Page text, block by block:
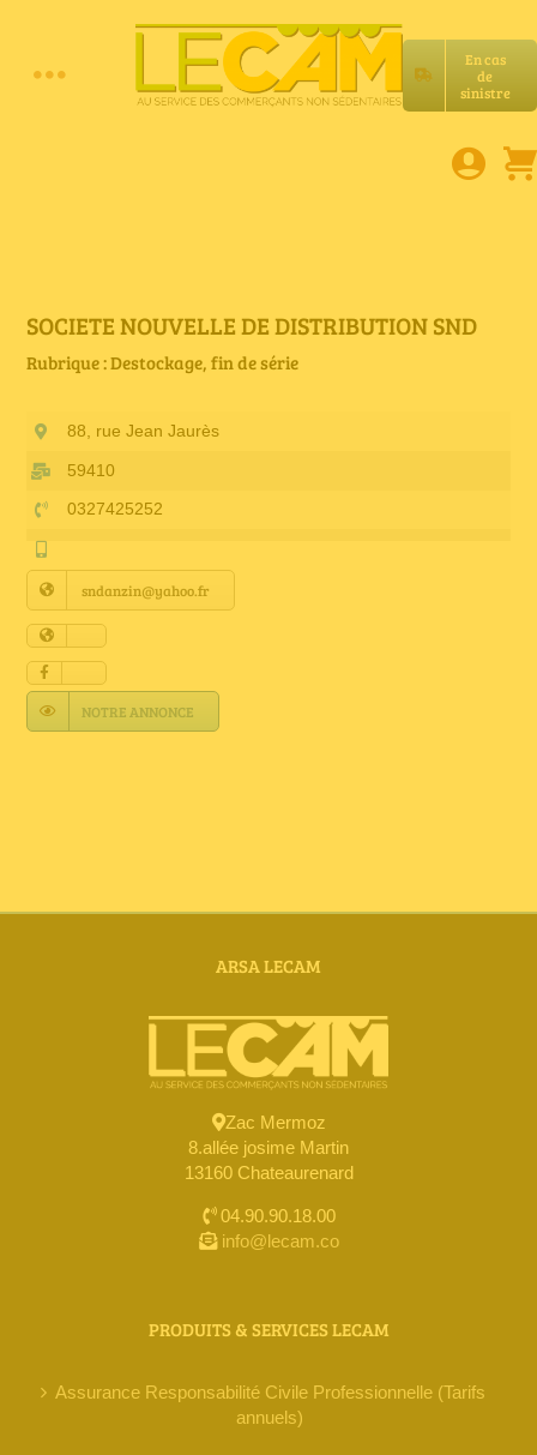
En cas
de
sinistre
Toggle
E-book
Petites annonces
Annuaire Fournisseurs
Actualités
Contact
SOCIETE NOUVELLE DE DISTRIBUTION SND
Rubrique : Destockage, fin de série
88, rue Jean Jaurès
59410
0327425252
sndanzin@yahoo.fr
NOTRE ANNONCE
ARSA LECAM
Zac Mermoz
8.allée josime Martin
13160 Chateaurenard
04.90.90.18.00
info@lecam.co
PRODUITS & SERVICES LECAM
Assurance Responsabilité Civile Professionnelle (Tarifs
annuels)